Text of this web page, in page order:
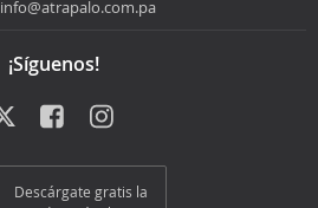
info@atrapalo.com.pa
¡Síguenos!
Descárgate gratis la